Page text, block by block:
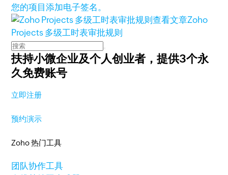
您的项目添加电子签名。
查看文章Zoho
Projects 多级工时表审批规则
扶持小微企业及个人创业者，提供3个永
久免费账号
立即注册
预约演示
Zoho 热门工具
团队协作工具